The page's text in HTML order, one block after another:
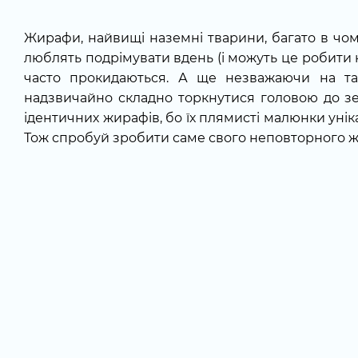
Жирафи, найвищі наземні тварини, багато в
люблять подрімувати вдень (і можуть це робити
часто прокидаються. А ще незважаючи на
надзвичайно складно торкнутися головою до
ідентичних жирафів, бо їх плямисті малюнки
Тож спробуй зробити саме свого неповторного